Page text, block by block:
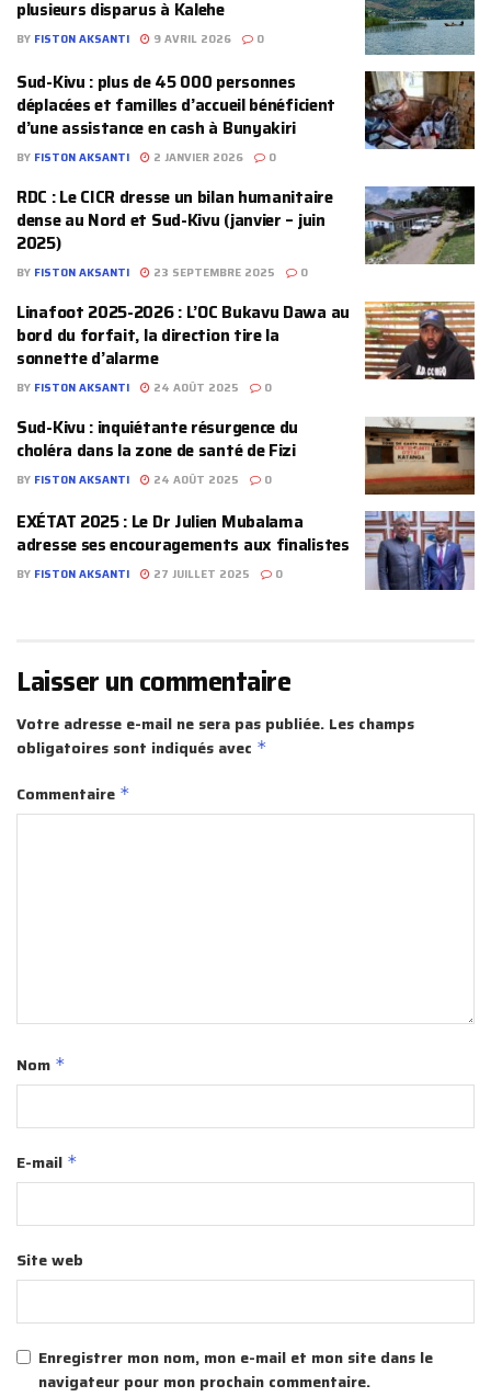
plusieurs disparus à Kalehe
BY FISTON AKSANTI 9 AVRIL 2026 0
Sud-Kivu : plus de 45 000 personnes
déplacées et familles d’accueil bénéficient
d’une assistance en cash à Bunyakiri
BY FISTON AKSANTI 2 JANVIER 2026 0
‎RDC : Le CICR dresse un bilan humanitaire
dense au Nord et Sud-Kivu (janvier – juin
2025)
BY FISTON AKSANTI 23 SEPTEMBRE 2025 0
Linafoot 2025-2026 : L’OC Bukavu Dawa au
bord du forfait, la direction tire la
sonnette d’alarme
BY FISTON AKSANTI 24 AOÛT 2025 0
Sud-Kivu : inquiétante résurgence du
choléra dans la zone de santé de Fizi
BY FISTON AKSANTI 24 AOÛT 2025 0
EXÉTAT 2025 : Le Dr Julien Mubalama
adresse ses encouragements aux finalistes
BY FISTON AKSANTI 27 JUILLET 2025 0
Laisser un commentaire
Votre adresse e-mail ne sera pas publiée. Les champs
obligatoires sont indiqués avec *
Commentaire *
Nom *
E-mail *
Site web
Enregistrer mon nom, mon e-mail et mon site dans le
navigateur pour mon prochain commentaire.